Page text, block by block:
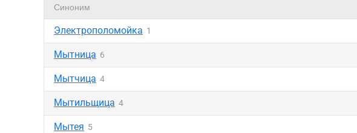
Синоним
Электрополомойка 1
Мытница 6
Мытчица 4
Мытильщица 4
Мытея 5